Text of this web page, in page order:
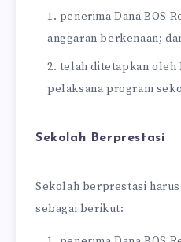
penerima Dana BOS
anggaran berkenaan;
telah ditetapkan oleh
pelaksana program
Sekolah Berprestasi
Sekolah berprestasi
sebagai berikut: